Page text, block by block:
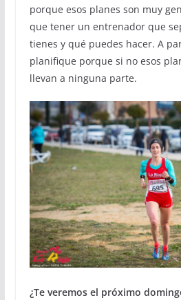
porque esos planes son muy
que tener un entrenador que
tienes y qué puedes hacer. A
planifique porque si no esos
llevan a ninguna parte.
¿Te veremos el próximo